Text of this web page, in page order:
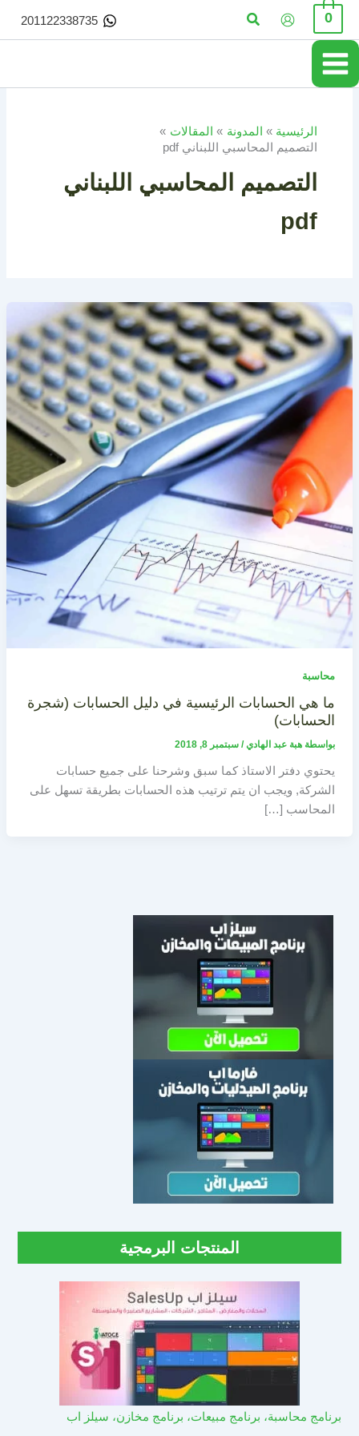
تخطي
المحتوى
0 البحث 201122338735
الرئيسية المدونة
المقالات
التصميم المحاسبي اللبناني pdf
التصميم المحاسبي اللبناني
pdf
محاسبة
ما هي الحسابات الرئيسية في دليل الحسابات (شجرة
الحسابات)
بواسطة هبة عبد الهادي/ سبتمبر 8, 2018
يحتوي دفتر الاستاذ كما سبق وشرحنا على جميع حسابات
الشركة, ويجب ان يتم ترتيب هذه الحسابات بطريقة تسهل على
المحاسب […]
المنتجات البرمجية
برنامج محاسبة، برنامج مبيعات، برنامج مخازن، سيلز اب